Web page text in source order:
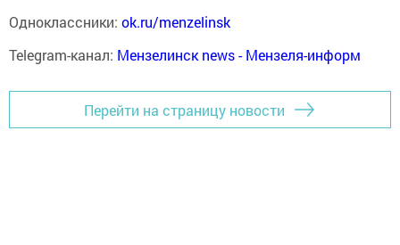
Одноклассники: ok.ru/menzelinsk
Telegram-канал: Мензелинск news - Мензеля-информ
Перейти на страницу новости